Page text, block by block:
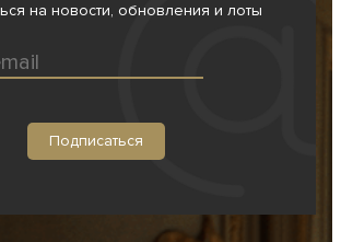
на новости, обновления и лоты